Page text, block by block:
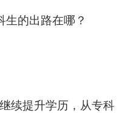
续提升学历，从专科